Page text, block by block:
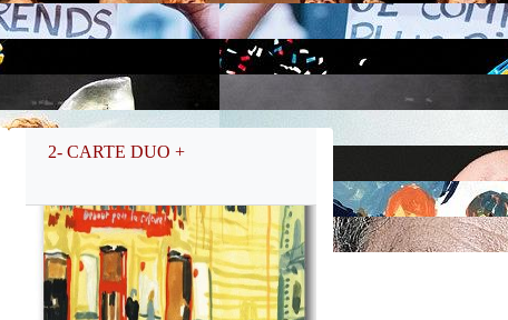
2- CARTE DUO +